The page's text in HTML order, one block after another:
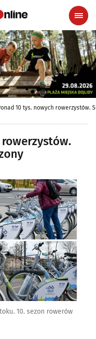
10 tys. nowych rowerzystów.
10. sezon rowerów